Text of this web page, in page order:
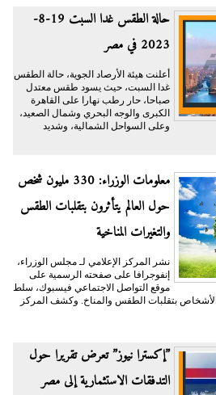
حالة الطقس غدا السبت 19-8-
2023 في مصر
أعلنت هيئة الأرصاد الجوية، حالة الطقس
غدا السبت، حيث يسود طقس معتدل
صباحا، حار رطب نهارا على القاهرة
الكبرى والوجه البحري وشمال الصعيد،
وعلى السواحل الشمالية، وشديد
معلومات الوزراء: 330 مليون شخص
حول العالم يتأثرون بتقلبات الطقس
والتغيرات المناخية
نشر المركز الإعلامي لـ مجلس الوزراء،
إنفوجرافا على صفحته الرسمية على
موقع التواصل الاجتماعي فيسبوك، سلط
بتقلبات الطقس والمناخ. وكشف المركز
”إكسترا نيوز” تعرض تقريرا حول
التدفقات الاستثمارية إلى مصر